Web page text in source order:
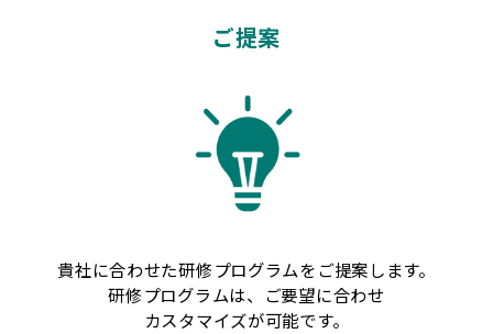
ご提案
貴社に合わせた研修プログラムをご提案します。
研修プログラムは、ご要望に合わせ
カスタマイズが可能です。